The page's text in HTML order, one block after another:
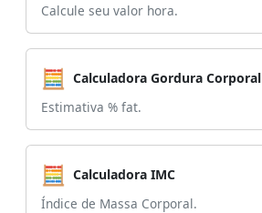
Calcule seu valor hora.
🧮 Calculadora Gordura Corporal
Estimativa % fat.
🧮 Calculadora IMC
Índice de Massa Corporal.